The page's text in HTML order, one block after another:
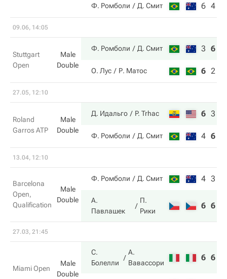
Ф. Ромболи Д. Смит 6 4
09.06, 14:05
Stuttgart
Open
Male
Double
Ф. Ромболи Д. Смит 3 6
О. Лус Р. Матос 6 2
27.05, 12:10
Roland
Garros ATP
Male
Double
Д. Идальго P. Trhac 6 3
Ф. Ромболи Д. Смит 4 6
13.04, 12:10
Barcelona
Open,
Qualification
Male
Double
Ф. Ромболи Д. Смит 4 3
А.
Павлашек
П.
Рики
6 6
27.03, 21:45
Miami Open
Male
Double
С.
Болелли
А.
Вавассори
6 6